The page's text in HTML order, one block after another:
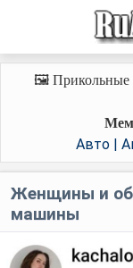
🖼️ Прикольные
Авто |
Женщины и
машины